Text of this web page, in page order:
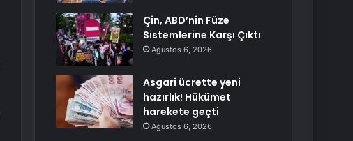
Çin, ABD’nin Füze
Sistemlerine Karşı Çıktı
Ağustos 6, 2026
Asgari ücrette yeni
hazırlık! Hükümet
harekete geçti
Ağustos 6, 2026